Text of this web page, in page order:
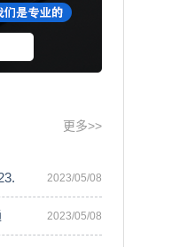
更多>>
2023/05/08
2023/05/08